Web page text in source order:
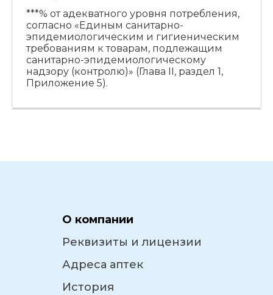
***% от адекватного уровня потребления,
согласно «Единым санитарно-
эпидемиологическим и гигиеническим
требованиям к товарам, подлежащим
санитарно-эпидемиологическому
надзору (контролю)» (Глава II, раздел 1,
Приложение 5).
О компании
Реквизиты и лицензии
Адреса аптек
История